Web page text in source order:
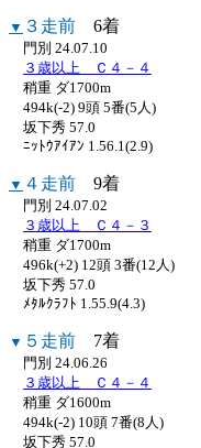
▼ ３走前 6着
門別 24.07.10
３歳以上 Ｃ４－４
稍重 ダ1700m
494k(-2) 9頭 5番(5人)
坂下秀 57.0
ﾆｯﾄｳｱｲｱﾝ 1.56.1(2.9)
▼ ４走前 9着
門別 24.07.02
３歳以上 Ｃ４－３
稍重 ダ1700m
496k(+2) 12頭 3番(12人)
坂下秀 57.0
ﾒﾀﾙｸﾗﾌﾄ 1.55.9(4.3)
▼ ５走前 7着
門別 24.06.26
３歳以上 Ｃ４－４
稍重 ダ1600m
494k(-2) 10頭 7番(8人)
坂下秀 57.0